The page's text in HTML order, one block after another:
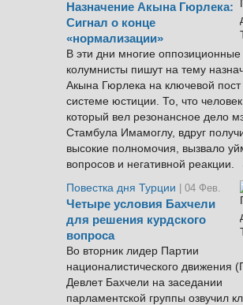
Назначение Акына Гюрлека:
Сигнал о конце
«нормализации»
В эти дни многие оппозиционные
колумнисты пишут на тему
Акына Гюрлека на ключевой пост
системе юстиции. То, что
который вел резонансное дело
Стамбула Имамоглу, вдруг
высокие полномочия, вызвало
вопросов и негативной реакции.
Повестка дня Турции
| 04 Фев.
Четыре условия Бахчели
для решения курдского
вопроса
Во вторник лидер Партии
националистического движения
Девлет Бахчели на заседании
парламентской группы озвучил